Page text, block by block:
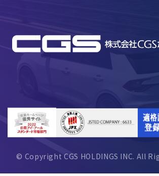
© Copyright CGS HOLDINGS INC. All